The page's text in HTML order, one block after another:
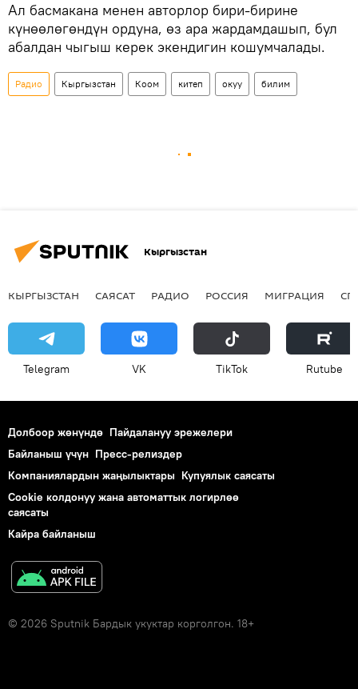
Ал басмакана менен авторлор бири-бирине
күнөөлөгөндүн ордуна, өз ара жардамдашып, бул
абалдан чыгыш керек экендигин кошумчалады.
Радио Кыргызстан Коом китеп окуу билим
Кыргызстан
КЫРГЫЗСТАН САЯСАТ РАДИО РОССИЯ МИГРАЦИЯ
Telegram VK ТikТоk Rutube
Долбоор жөнүндө Пайдалануу эрежелери
Байланыш үчүн Пресс-релиздер
Компаниялардын жаңылыктары Купуялык саясаты
Cookie колдонуу жана автоматтык логирлөө
саясаты
Кайра байланыш
© 2026 Sputnik Бардык укуктар корголгон. 18+